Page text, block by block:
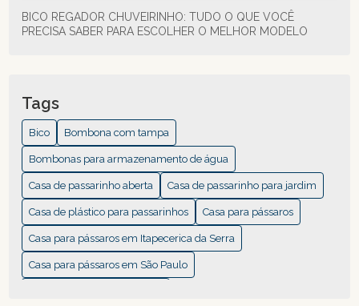
BICO REGADOR CHUVEIRINHO: TUDO O QUE VOCÊ
PRECISA SABER PARA ESCOLHER O MELHOR MODELO
BICO REGADOR: 7 DICAS PARA ESCOLHER O IDEAL PARA
VOCÊ
BICO REGADOR: COMO ESCOLHER O MELHOR PARA SUAS
PLANTAS
CASA DE PÁSSAROS: COMO CRIAR O REFÚGIO PERFEITO
CASA DE PLÁSTICO PARA PASSARINHOS: GUIA COMPLETO
PARA ESCOLHER A IDEAL
CASA DE PLÁSTICO PARA PASSARINHOS: O QUE VOCÊ
Tags
Bico Bombona com tampa
Bombonas para armazenamento de água
Casa de passarinho aberta Casa de passarinho para jardim
Casa de plástico para passarinhos Casa para pássaros
Casa para pássaros em Itapecerica da Serra
Casa para pássaros em São Paulo